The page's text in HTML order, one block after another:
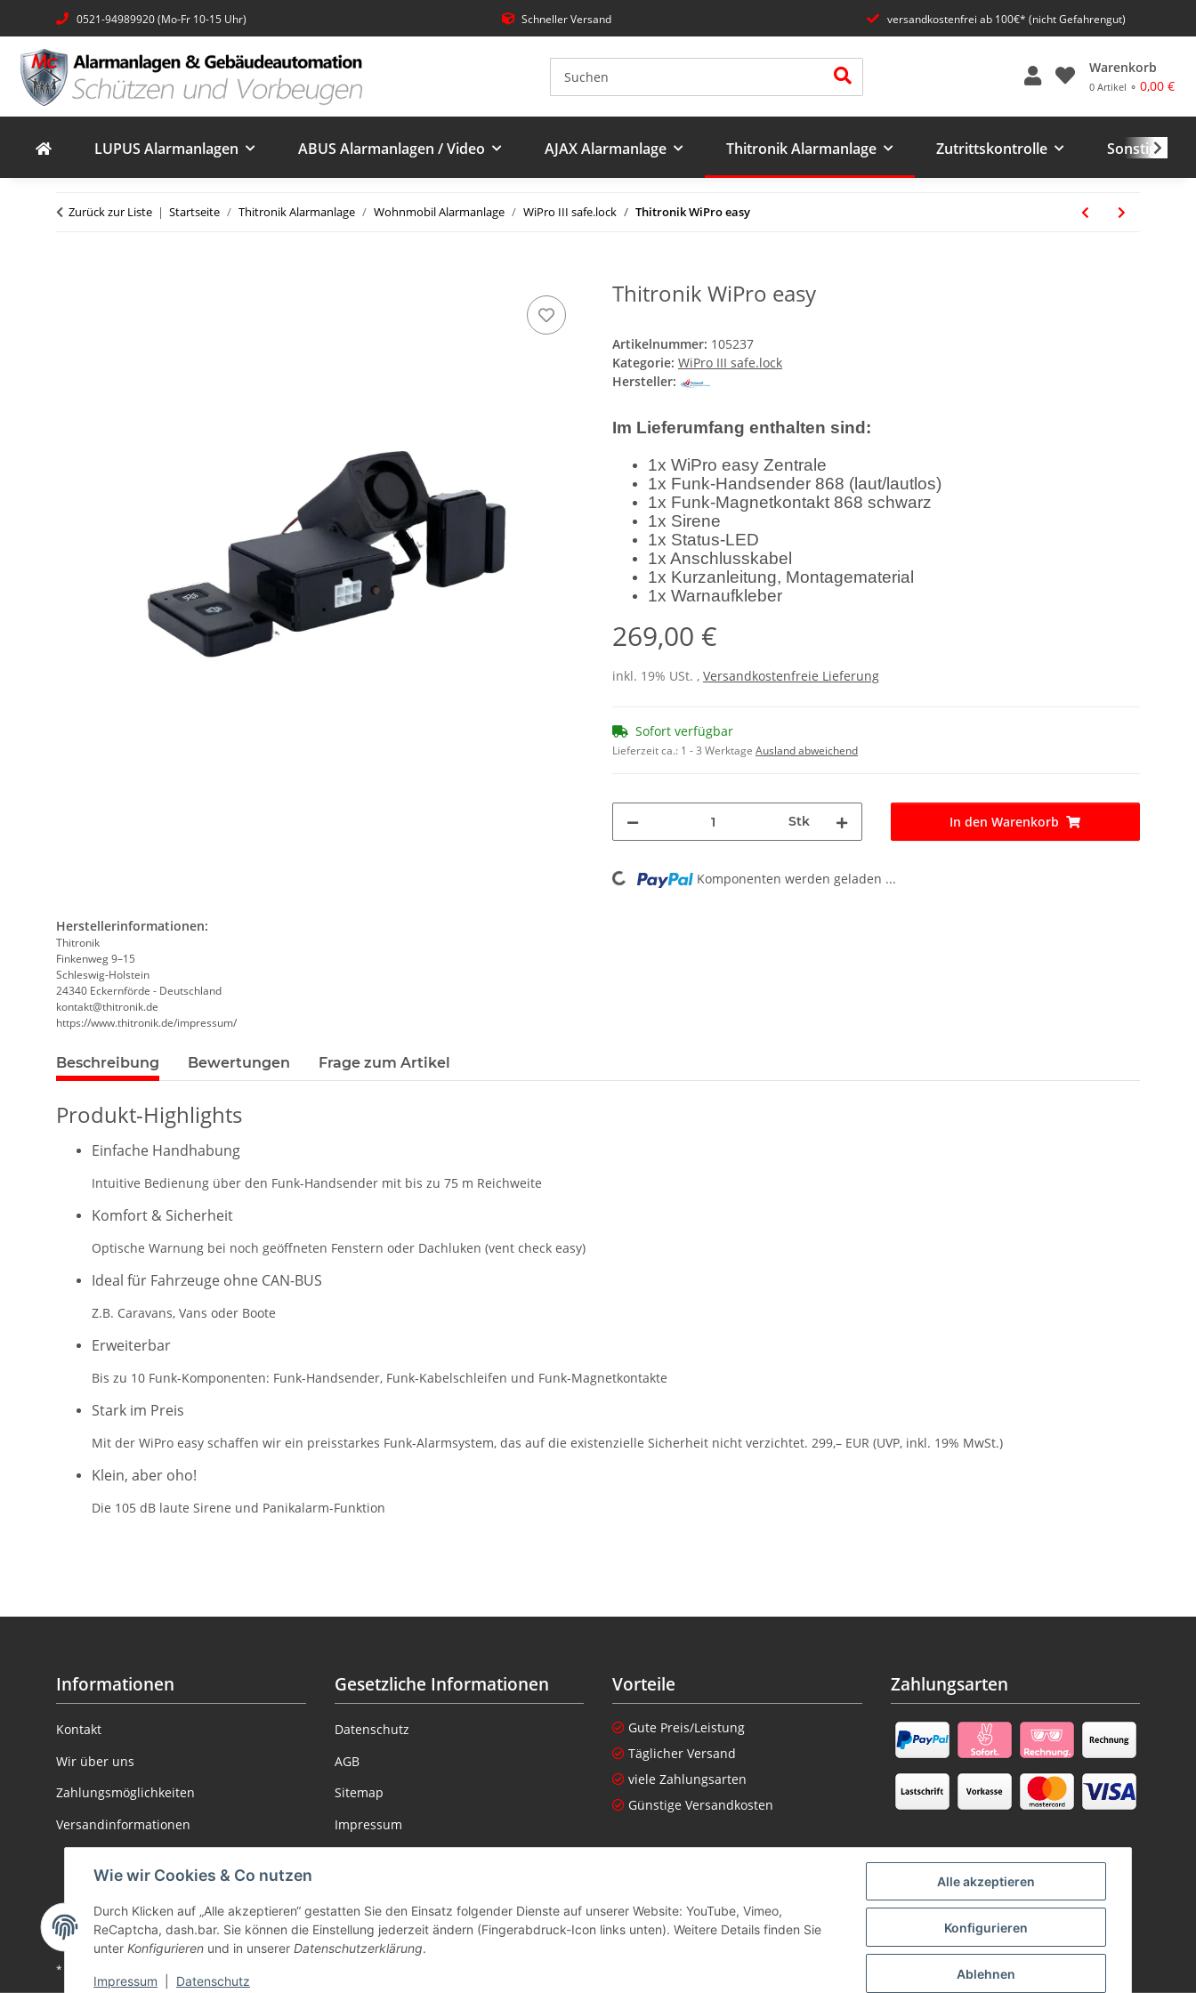
Alle akzeptieren
Konfigurieren
Ablehnen
Wie wir Cookies & Co nutzen
Durch Klicken auf „Alle akzeptieren“ gestatten Sie den Einsatz folgender Dienste auf unserer Website: YouTube, Vimeo,
ReCaptcha, dash.bar. Sie können die Einstellung jederzeit ändern (Fingerabdruck-Icon links unten). Weitere Details finden Sie
unter Konfigurieren und in unserer Datenschutzerklärung.
Impressum Datenschutz
0521-94989920 (Mo-Fr 10-15 Uhr) Schneller Versand versandkostenfrei ab 100€* (nicht Gefahrengut)
Warenkorb
0 Artikel ⚬ 0,00 €
LUPUS Alarmanlagen ABUS Alarmanlagen / Video AJAX Alarmanlage Thitronik Alarmanlage Zutrittskontrolle Sonstiges
Zurück zur Liste Startseite Thitronik Alarmanlage Wohnmobil Alarmanlage WiPro III safe.lock Thitronik WiPro easy
Thitronik WiPro easy
Artikelnummer: 105237
Kategorie: WiPro III safe.lock
Hersteller:
Im Lieferumfang enthalten sind:
1x WiPro easy Zentrale
1x Funk-Handsender 868 (laut/lautlos)
1x Funk-Magnetkontakt 868 schwarz
1x Sirene
1x Status-LED
1x Anschlusskabel
1x Kurzanleitung, Montagematerial
1x Warnaufkleber
269,00 €
inkl. 19% USt. , Versandkostenfreie Lieferung
Sofort verfügbar
Lieferzeit ca.: 1 - 3 Werktage Ausland abweichend
Stk In den Warenkorb
Loading... Komponenten werden geladen ...
Herstellerinformationen:
Thitronik
Finkenweg 9–15
Schleswig-Holstein
24340 Eckernförde - Deutschland
kontakt@thitronik.de
https://www.thitronik.de/impressum/
Beschreibung Bewertungen Frage zum Artikel
Produkt-Highlights
Einfache Handhabung
Intuitive Bedienung über den Funk-Handsender mit bis zu 75 m Reichweite
Komfort & Sicherheit
Optische Warnung bei noch geöffneten Fenstern oder Dachluken (vent check easy)
Ideal für Fahrzeuge ohne CAN-BUS
Z.B. Caravans, Vans oder Boote
Erweiterbar
Bis zu 10 Funk-Komponenten: Funk-Handsender, Funk-Kabelschleifen und Funk-Magnetkontakte
Stark im Preis
Mit der WiPro easy schaffen wir ein preisstarkes Funk-Alarmsystem, das auf die existenzielle Sicherheit nicht verzichtet. 299,– EUR (UVP, inkl. 19% MwSt.)
Klein, aber oho!
Die 105 dB laute Sirene und Panikalarm-Funktion
Informationen
Kontakt
Wir über uns
Zahlungsmöglichkeiten
Versandinformationen
Gesetzliche Informationen
Datenschutz
AGB
Sitemap
Impressum
Widerrufsrecht
Vorteile
Gute Preis/Leistung
Täglicher Versand
viele Zahlungsarten
Günstige Versandkosten
Zahlungsarten
* Alle Preise inkl. gesetzlicher USt., zzgl.